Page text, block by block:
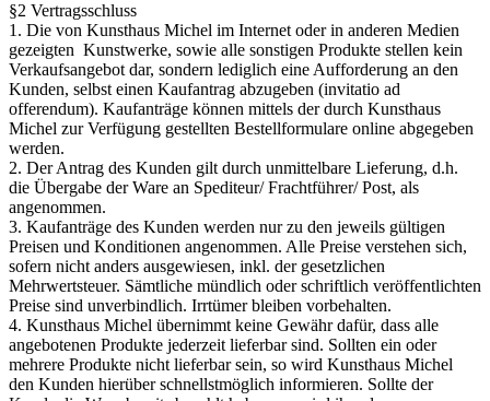
§2 Vertragsschluss
1. Die von Kunsthaus Michel im Internet oder in anderen Medien
gezeigten Kunstwerke, sowie alle sonstigen Produkte stellen kein
Verkaufsangebot dar, sondern lediglich eine Aufforderung an den
Kunden, selbst einen Kaufantrag abzugeben (invitatio ad
offerendum). Kaufanträge können mittels der durch Kunsthaus
Michel zur Verfügung gestellten Bestellformulare online abgegeben
werden.
2. Der Antrag des Kunden gilt durch unmittelbare Lieferung, d.h.
die Übergabe der Ware an Spediteur/ Frachtführer/ Post, als
angenommen.
3. Kaufanträge des Kunden werden nur zu den jeweils gültigen
Preisen und Konditionen angenommen. Alle Preise verstehen sich,
sofern nicht anders ausgewiesen, inkl. der gesetzlichen
Mehrwertsteuer. Sämtliche mündlich oder schriftlich veröffentlichten
Preise sind unverbindlich. Irrtümer bleiben vorbehalten.
4. Kunsthaus Michel übernimmt keine Gewähr dafür, dass alle
angebotenen Produkte jederzeit lieferbar sind. Sollten ein oder
mehrere Produkte nicht lieferbar sein, so wird Kunsthaus Michel
den Kunden hierüber schnellstmöglich informieren. Sollte der